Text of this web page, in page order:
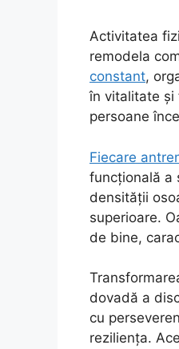
Activitatea
remodela
constant,
în vitalitate și
persoane
Fiecare
funcțională a
densității
superioare.
de bine,
dovadă a
cu
reziliența.